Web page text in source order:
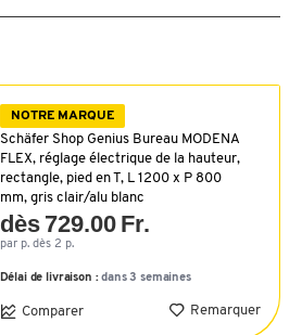
NOTRE MARQUE
Schäfer Shop Genius Bureau MODENA
FLEX, réglage électrique de la hauteur,
rectangle, pied en T, L 1200 x P 800
mm, gris clair/alu blanc
dès 729.00 Fr.
par p. dès 2 p.
Délai de livraison :dans 3 semaines
Comparer Remarquer